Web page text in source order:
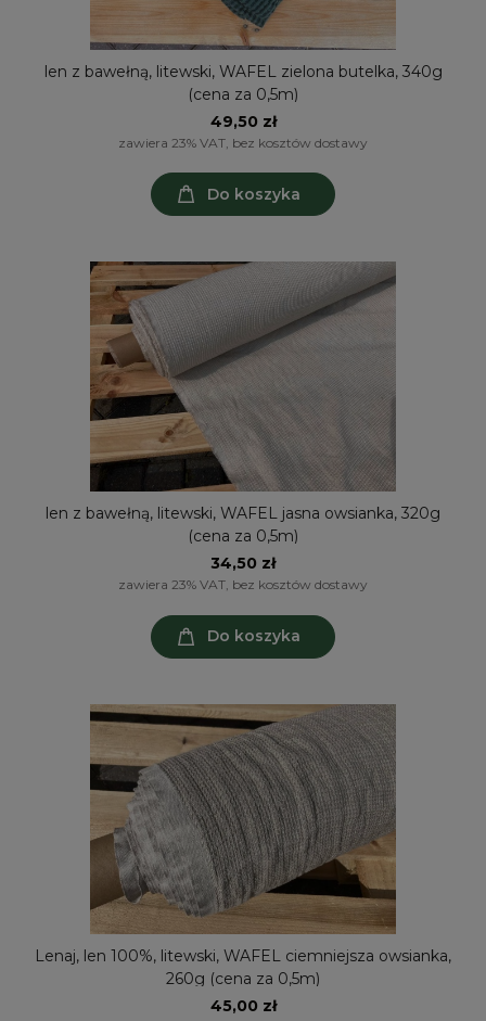
len z bawełną, litewski, WAFEL zielona butelka, 340g
(cena za 0,5m)
49,50 zł
zawiera 23% VAT, bez kosztów dostawy
Do koszyka
len z bawełną, litewski, WAFEL jasna owsianka, 320g
(cena za 0,5m)
34,50 zł
zawiera 23% VAT, bez kosztów dostawy
Do koszyka
Lenaj, len 100%, litewski, WAFEL ciemniejsza owsianka,
260g (cena za 0,5m)
45,00 zł